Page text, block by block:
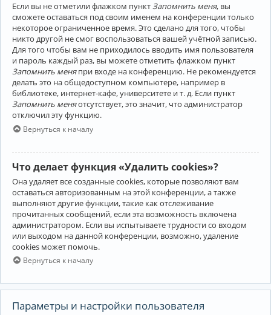
Если вы не отметили флажком пунктЗапомнить меня, вы
сможете оставаться под своим именем на конференции только
некоторое ограниченное время. Это сделано для того, чтобы
никто другой не смог воспользоваться вашей учётной записью.
Для того чтобы вам не приходилось вводить имя пользователя
и пароль каждый раз, вы можете отметить флажком пункт
Запомнить меняпри входе на конференцию. Не рекомендуется
делать это на общедоступном компьютере, например в
библиотеке, интернет-кафе, университете и т. д. Если пункт
Запомнить меняотсутствует, это значит, что администратор
отключил эту функцию.
Вернуться к началу
Что делает функция «Удалить cookies»?
Она удаляет все созданные cookies, которые позволяют вам
оставаться авторизованным на этой конференции, а также
выполняют другие функции, такие как отслеживание
прочитанных сообщений, если эта возможность включена
администратором. Если вы испытываете трудности со входом
или выходом на данной конференции, возможно, удаление
cookies может помочь.
Вернуться к началу
Параметры и настройки пользователя